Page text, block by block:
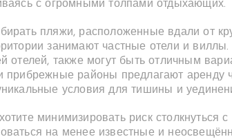
с огромными толпами отдыхающих.
пляжи, расположенные вдали от
занимают частные отели и
отелей, также могут быть отличным
прибрежные районы предлагают аренду
условия для тишины и
минимизировать риск столкнуться
на менее известные и